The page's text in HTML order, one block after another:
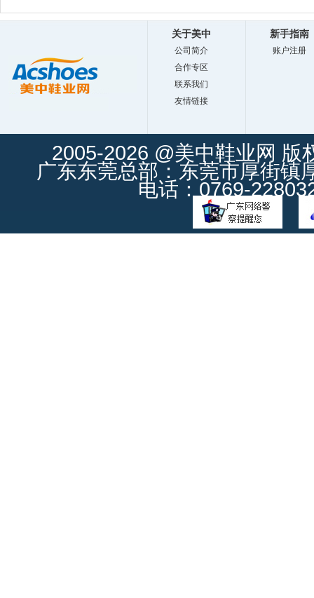
关于美中
公司简介
合作专区
联系我们
友情链接
新手指南
账户注册
2005-2026 @美中鞋业网 版
广东东莞总部：东莞市厚街镇
电话：0769-